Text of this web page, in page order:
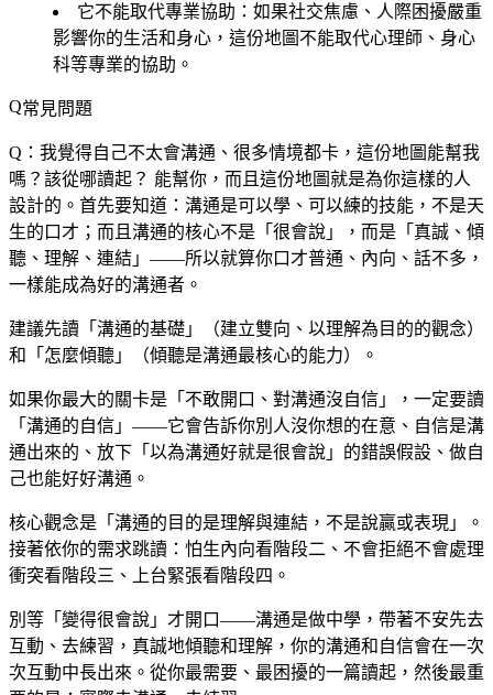
它不能取代專業協助 ：如果社交焦慮、人際困擾嚴重
影響你的生活和身心，這份地圖不能取代心理師、身心
科等專業的協助。
常見問題
Q：我覺得自己不太會溝通、很多情境都卡，這份地圖能幫我
嗎？該從哪讀起？ 能幫你，而且這份地圖就是為你這樣的人
設計的。首先要知道：溝通是可以學、可以練的技能，不是天
生的口才；而且溝通的核心不是「很會說」，而是「真誠、傾
聽、理解、連結」——所以就算你口才普通、內向、話不多，
一樣能成為好的溝通者。
建議先讀「溝通的基礎」（建立雙向、以理解為目的的觀念）
和「怎麼傾聽」（傾聽是溝通最核心的能力）。
如果你最大的關卡是「不敢開口、對溝通沒自信」，一定要讀
「溝通的自信」——它會告訴你別人沒你想的在意、自信是溝
通出來的、放下「以為溝通好就是很會說」的錯誤假設、做自
己也能好好溝通。
核心觀念是「溝通的目的是理解與連結，不是說贏或表現」。
接著依你的需求跳讀：怕生內向看階段二、不會拒絕不會處理
衝突看階段三、上台緊張看階段四。
別等「變得很會說」才開口——溝通是做中學，帶著不安先去
互動、去練習，真誠地傾聽和理解，你的溝通和自信會在一次
次互動中長出來。從你最需要、最困擾的一篇讀起，然後最重